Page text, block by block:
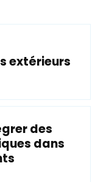
extérieurs
des
dans